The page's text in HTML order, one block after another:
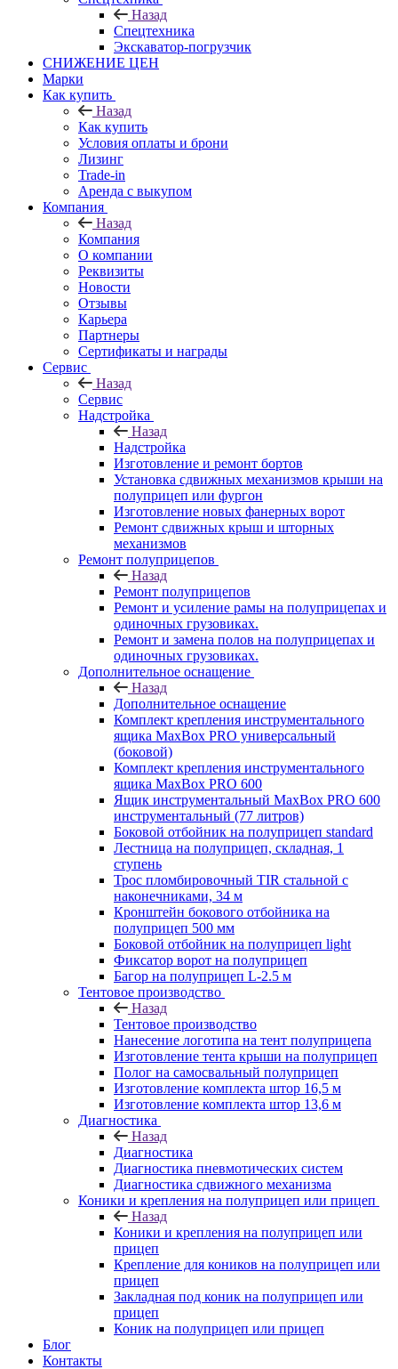
Назад
Спецтехника
Экскаватор-погрузчик
СНИЖЕНИЕ ЦЕН
Марки
Как купить
Назад
Как купить
Условия оплаты и брони
Лизинг
Trade-in
Аренда с выкупом
Компания
Назад
Компания
О компании
Реквизиты
Новости
Отзывы
Карьера
Партнеры
Сертификаты и награды
Сервис
Назад
Сервис
Надстройка
Назад
Надстройка
Изготовление и ремонт бортов
Установка сдвижных механизмов крыши на
полуприцеп или фургон
Изготовление новых фанерных ворот
Ремонт сдвижных крыш и шторных
механизмов
Ремонт полуприцепов
Назад
Ремонт полуприцепов
Ремонт и усиление рамы на полуприцепах и
одиночных грузовиках.
Ремонт и замена полов на полуприцепах и
одиночных грузовиках.
Дополнительное оснащение
Назад
Дополнительное оснащение
Комплект крепления инструментального
ящика MaxBox PRO универсальный
(боковой)
Комплект крепления инструментального
ящика MaxBox PRO 600
Ящик инструментальный MaxBox PRO 600
инструментальный (77 литров)
Боковой отбойник на полуприцеп standard
Лестница на полуприцеп, складная, 1
ступень
Трос пломбировочный TIR стальной с
наконечниками, 34 м
Кронштейн бокового отбойника на
полуприцеп 500 мм
Боковой отбойник на полуприцеп light
Фиксатор ворот на полуприцеп
Багор на полуприцеп L-2.5 м
Тентовое производство
Назад
Тентовое производство
Нанесение логотипа на тент полуприцепа
Изготовление тента крыши на полуприцеп
Полог на самосвальный полуприцеп
Изготовление комплекта штор 16,5 м
Изготовление комплекта штор 13,6 м
Диагностика
Назад
Диагностика
Диагностика пневмотических систем
Диагностика сдвижного механизма
Коники и крепления на полуприцеп или прицеп
Назад
Коники и крепления на полуприцеп или
прицеп
Крепление для коников на полуприцеп или
прицеп
Закладная под коник на полуприцеп или
прицеп
Коник на полуприцеп или прицеп
Блог
Контакты